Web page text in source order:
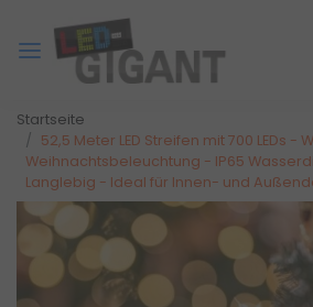
Startseite
52,5 Meter LED Streifen mit 700 LEDs -
Weihnachtsbeleuchtung - IP65
Langlebig - Ideal für Innen- und